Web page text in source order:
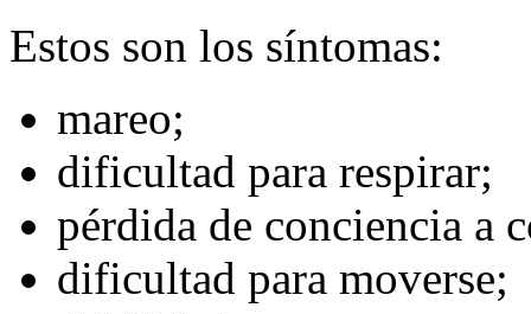
Estos son los síntomas:
mareo;
dificultad para respirar;
pérdida de conciencia a
dificultad para moverse;